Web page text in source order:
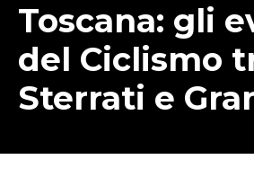
Toscana: gli
del Ciclismo
Sterrati e